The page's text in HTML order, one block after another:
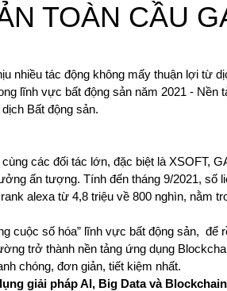
TOÀN CẦU
nhiều tác động không mấy thuận lợi từ
lĩnh vực bất động sản năm 2021 - Nền
Bất động sản.
các đối tác lớn, đặc biệt là XSOFT,
ấn tượng. Tính đến tháng 9/2021, số
alexa từ 4,8 triệu về 800 nghìn, nằm
cuộc số hóa” lĩnh vực bất động sản, để
trở thành nền tảng ứng dụng
chóng, đơn giản, tiết kiệm nhất.
giải pháp AI, Big Data và Blockchain